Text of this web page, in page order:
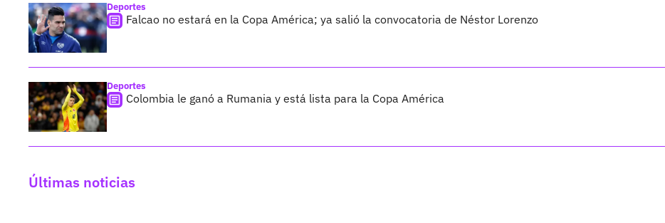
Deportes
Falcao no estará en la Copa América; ya salió la convocatoria de Néstor Lorenzo
Deportes
Colombia le ganó a Rumania y está lista para la Copa América
Últimas noticias